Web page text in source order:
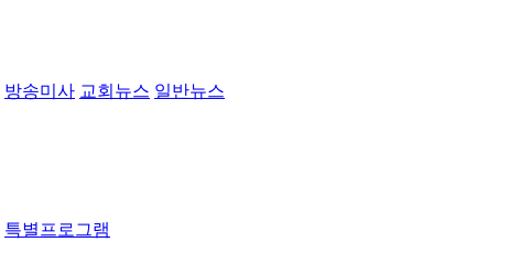
방송미사 교회뉴스 일반뉴스
특별프로그램